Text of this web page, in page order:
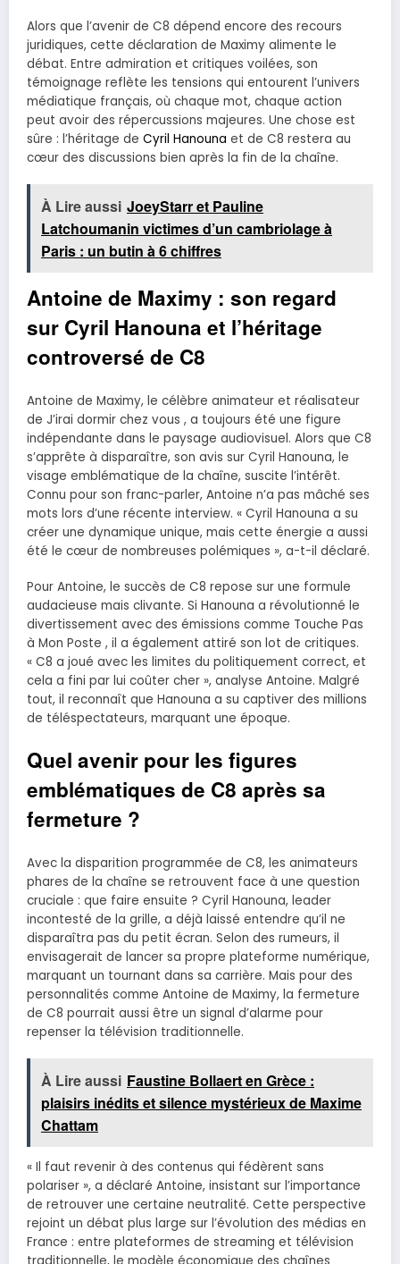
Alors que l’avenir de C8 dépend encore des recours
juridiques, cette déclaration de Maximy alimente le
débat. Entre admiration et critiques voilées, son
témoignage reflète les tensions qui entourent l’univers
médiatique français, où chaque mot, chaque action
peut avoir des répercussions majeures. Une chose est
sûre : l’héritage de Cyril Hanouna et de C8 restera au
cœur des discussions bien après la fin de la chaîne.
À Lire aussi JoeyStarr et Pauline
Latchoumanin victimes d’un cambriolage à
Paris : un butin à 6 chiffres
Antoine de Maximy : son regard
sur Cyril Hanouna et l’héritage
controversé de C8
Antoine de Maximy, le célèbre animateur et réalisateur
de J’irai dormir chez vous , a toujours été une figure
indépendante dans le paysage audiovisuel. Alors que C8
s’apprête à disparaître, son avis sur Cyril Hanouna, le
visage emblématique de la chaîne, suscite l’intérêt.
Connu pour son franc-parler, Antoine n’a pas mâché ses
mots lors d’une récente interview. « Cyril Hanouna a su
créer une dynamique unique, mais cette énergie a aussi
été le cœur de nombreuses polémiques », a-t-il déclaré.
Pour Antoine, le succès de C8 repose sur une formule
audacieuse mais clivante. Si Hanouna a révolutionné le
divertissement avec des émissions comme Touche Pas
à Mon Poste , il a également attiré son lot de critiques.
« C8 a joué avec les limites du politiquement correct, et
cela a fini par lui coûter cher », analyse Antoine. Malgré
tout, il reconnaît que Hanouna a su captiver des millions
de téléspectateurs, marquant une époque.
Quel avenir pour les figures
emblématiques de C8 après sa
fermeture ?
Avec la disparition programmée de C8, les animateurs
phares de la chaîne se retrouvent face à une question
cruciale : que faire ensuite ? Cyril Hanouna, leader
incontesté de la grille, a déjà laissé entendre qu’il ne
disparaîtra pas du petit écran. Selon des rumeurs, il
envisagerait de lancer sa propre plateforme numérique,
marquant un tournant dans sa carrière. Mais pour des
personnalités comme Antoine de Maximy, la fermeture
de C8 pourrait aussi être un signal d’alarme pour
repenser la télévision traditionnelle.
À Lire aussi Faustine Bollaert en Grèce :
plaisirs inédits et silence mystérieux de Maxime
Chattam
« Il faut revenir à des contenus qui fédèrent sans
polariser », a déclaré Antoine, insistant sur l’importance
de retrouver une certaine neutralité. Cette perspective
rejoint un débat plus large sur l’évolution des médias en
France : entre plateformes de streaming et télévision